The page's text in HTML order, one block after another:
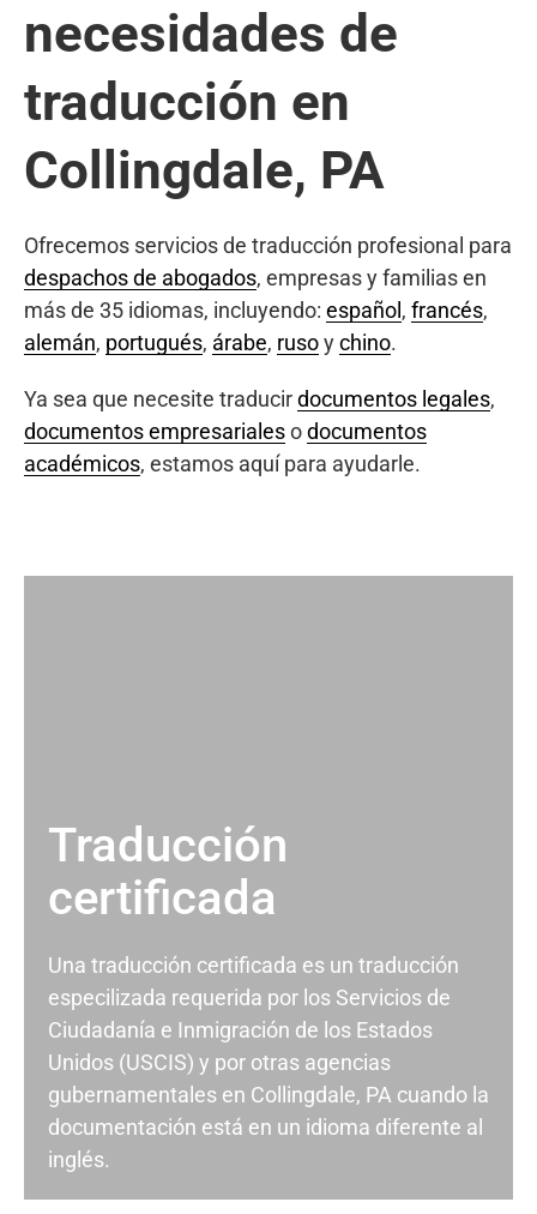
necesidades de
traducción en
Collingdale, PA
Ofrecemos servicios de traducción profesional para
despachos de abogados, empresas y familias en
más de 35 idiomas, incluyendo: español , francés,
alemán, portugués, árabe, rusoychino.
Ya sea que necesite traducirdocumentos legales,
documentos empresarialesodocumentos
académicos, estamos aquí para ayudarle.
Traducción
certificada
Una traducción certificada es un traducción
especilizada requerida por los Servicios de
Ciudadanía e Inmigración de los Estados
Unidos (USCIS) y por otras agencias
gubernamentales en Collingdale, PA cuando la
documentación está en un idioma diferente al
inglés.